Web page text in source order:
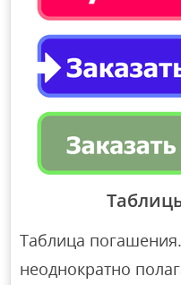
Таблица
неоднократно